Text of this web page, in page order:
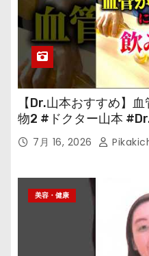
【Dr.山本おすすめ】
物2 #ドクター山本
7月 16, 2026
美容・健康